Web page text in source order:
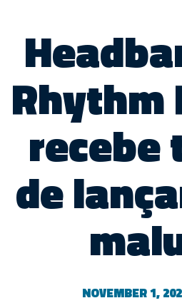
Rhythm
recebe
de
NOVEMBER 1,